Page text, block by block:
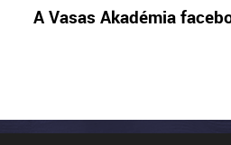
A Vasas Akadémia